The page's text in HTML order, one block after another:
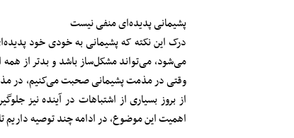
پشیمانی پدیده‌ای منفی نیست
درک این نکته که پشیمانی به خودی خود
می‌شود، می‌تواند مشکل‌ساز باشد و بدتر از همه
وقتی در مذمت پشیمانی صحبت می‌کنیم، در
از بروز بسیاری از اشتباهات در آینده نیز
اهمیت این موضوع، در ادامه چند توصیه داریم